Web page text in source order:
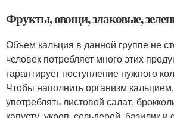
Фрукты, овощи, злаковые,
Объем кальция в данной группе не
человек потребляет много этих
гарантирует поступление нужного
Чтобы наполнить организм
употреблять листовой салат,